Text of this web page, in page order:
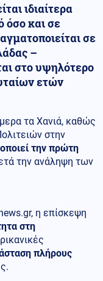
ιδιαίτερα
όσο και σε
σε
–
στο υψηλότερο
ετών
τα Χανιά, καθώς
στην
την πρώτη
την ανάληψη των
η επίσκεψη
στη
πλήρους